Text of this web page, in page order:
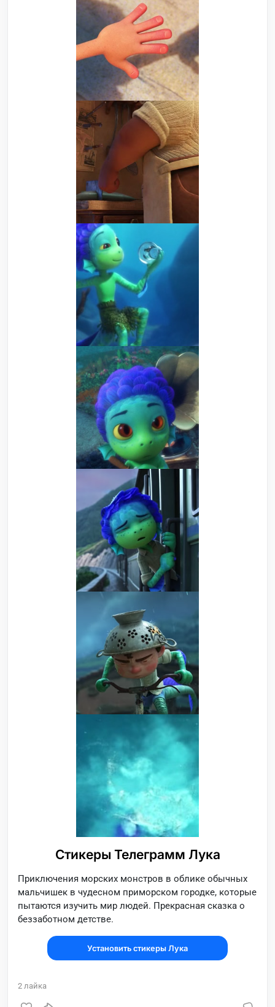
Стикеры Телеграмм Лука
Приключения морских монстров в облике обычных
мальчишек в чудесном приморском городке, которые
пытаются изучить мир людей. Прекрасная сказка о
беззаботном детстве.
Установить стикеры Лука
2 лайка